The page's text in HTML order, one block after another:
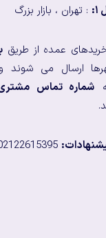
: تهران ، بازار بزرگ
عمده از طریق
ارسال می شوند
شماره تماس